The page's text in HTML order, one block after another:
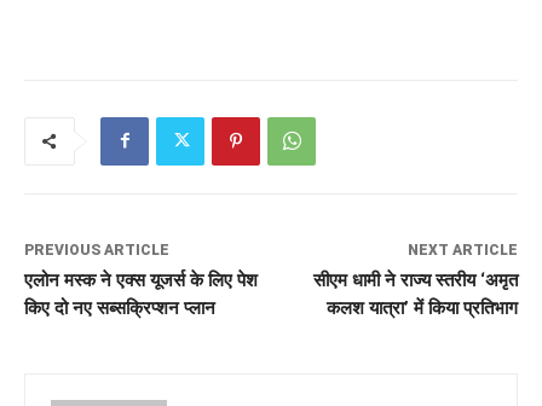
PREVIOUS ARTICLE
एलोन मस्क ने एक्स यूजर्स के लिए पेश
किए दो नए सब्सक्रिप्शन प्लान
NEXT ARTICLE
सीएम धामी ने राज्य स्तरीय ‘अमृत
कलश यात्रा’ में किया प्रतिभाग